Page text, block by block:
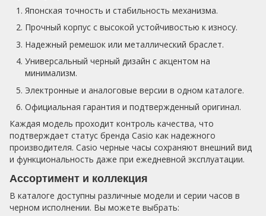
Японская точность и стабильность механизма.
Прочный корпус с высокой устойчивостью к износу.
Надежный ремешок или металлический браслет.
Универсальный черный дизайн с акцентом на
минимализм.
Электронные и аналоговые версии в одном каталоге.
Официальная гарантия и подтвержденный оригинал.
Каждая модель проходит контроль качества, что
подтверждает статус бренда Casio как надежного
производителя. Casio черные часы сохраняют внешний вид
и функциональность даже при ежедневной эксплуатации.
Ассортимент и коллекция
В каталоге доступны различные модели и серии часов в
черном исполнении. Вы можете выбрать: